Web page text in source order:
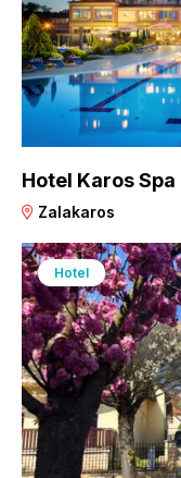
Hotel Karos Spa
Zalakaros
Hotel